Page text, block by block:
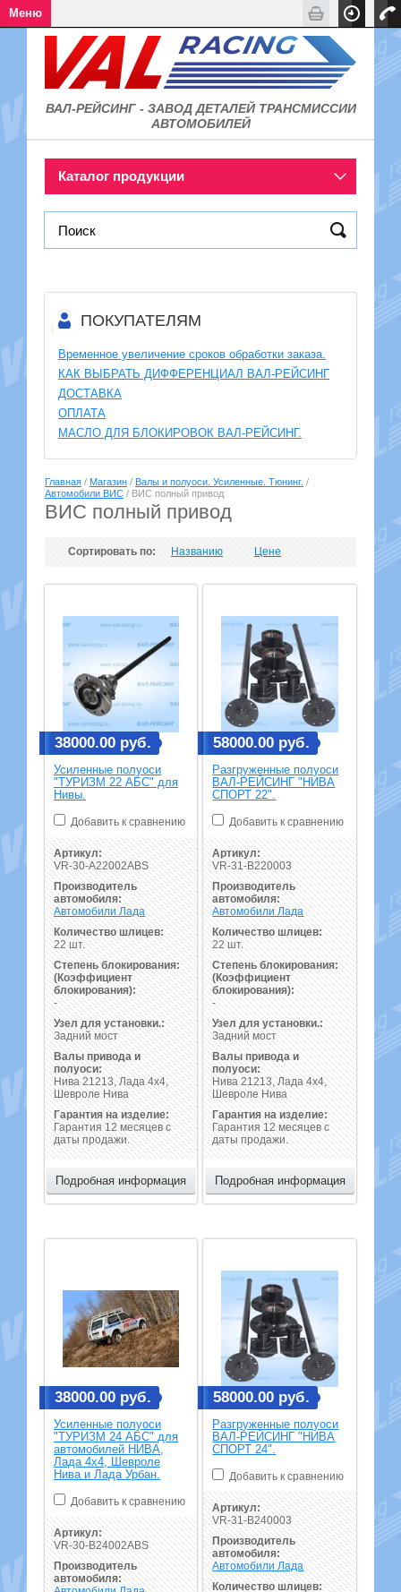
ВАЛ-РЕЙСИНГ - ЗАВОД ДЕТАЛЕЙ ТРАНСМИССИИ
АВТОМОБИЛЕЙ
Каталог продукции
Меню
ПОКУПАТЕЛЯМ
Временное увеличение сроков обработки заказа.
КАК ВЫБРАТЬ ДИФФЕРЕНЦИАЛ ВАЛ-РЕЙСИНГ
ДОСТАВКА
ОПЛАТА
МАСЛО ДЛЯ БЛОКИРОВОК ВАЛ-РЕЙСИНГ.
Главная / Магазин / Валы и полуоси. Усиленные. Тюнинг. /
Автомобили ВИС / ВИС полный привод
ВИС полный привод
Сортировать по: Названию Цене
38000.00 руб.
Усиленные полуоси
"ТУРИЗМ 22 АБС" для
Нивы.
Добавить к сравнению
Артикул:
VR-30-A22002ABS
Производитель
автомобиля:
Автомобили Лада
Количество шлицев:
22 шт.
Степень блокирования:
(Коэффициент
блокирования):
-
Узел для установки.:
Задний мост
Валы привода и
полуоси:
Нива 21213, Лада 4х4,
Шевроле Нива
Гарантия на изделие:
Гарантия 12 месяцев с
даты продажи.
Подробная информация
58000.00 руб.
Разгруженные полуоси
ВАЛ-РЕЙСИНГ "НИВА
СПОРТ 22".
Добавить к сравнению
Артикул:
VR-31-B220003
Производитель
автомобиля:
Автомобили Лада
Количество шлицев:
22 шт.
Степень блокирования:
(Коэффициент
блокирования):
-
Узел для установки.:
Задний мост
Валы привода и
полуоси:
Нива 21213, Лада 4х4,
Шевроле Нива
Гарантия на изделие:
Гарантия 12 месяцев с
даты продажи.
Подробная информация
38000.00 руб.
Усиленные полуоси
"ТУРИЗМ 24 АБС" для
автомобилей НИВА,
Лада 4х4, Шевроле
Нива и Лада Урбан.
Добавить к сравнению
Артикул:
VR-30-B24002ABS
Производитель
автомобиля:
58000.00 руб.
Разгруженные полуоси
ВАЛ-РЕЙСИНГ "НИВА
СПОРТ 24".
Добавить к сравнению
Артикул:
VR-31-B240003
Производитель
автомобиля:
Автомобили Лада
Количество шлицев: